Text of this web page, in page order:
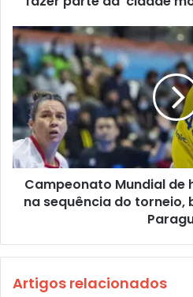
Campeonato Mundial de
na sequência do
Artigos relacionados